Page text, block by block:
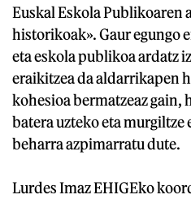
Euskal Eskola Publikoaren
historikoak». Gaur egungo
eta eskola publikoa ardatz
eraikitzea da aldarrikapen
kohesioa bermatzeaz gain,
batera uzteko eta
beharra azpimarratu dute.
Lurdes Imaz EHIGEko